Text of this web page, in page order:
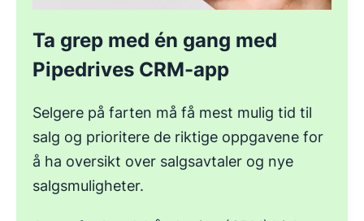
Ta grep med én gang med
Pipedrives CRM-app
Selgere på farten må få mest mulig tid til
salg og prioritere de riktige oppgavene for
å ha oversikt over salgsavtaler og nye
salgsmuligheter.